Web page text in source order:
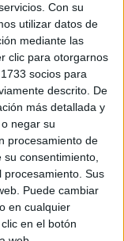
Con su
utilizar datos de
mediante las
clic para otorgarnos
socios para
descrito. De
más detallada y
negar su
procesamiento de
consentimiento,
procesamiento. Sus
Puede cambiar
en cualquier
en el botón